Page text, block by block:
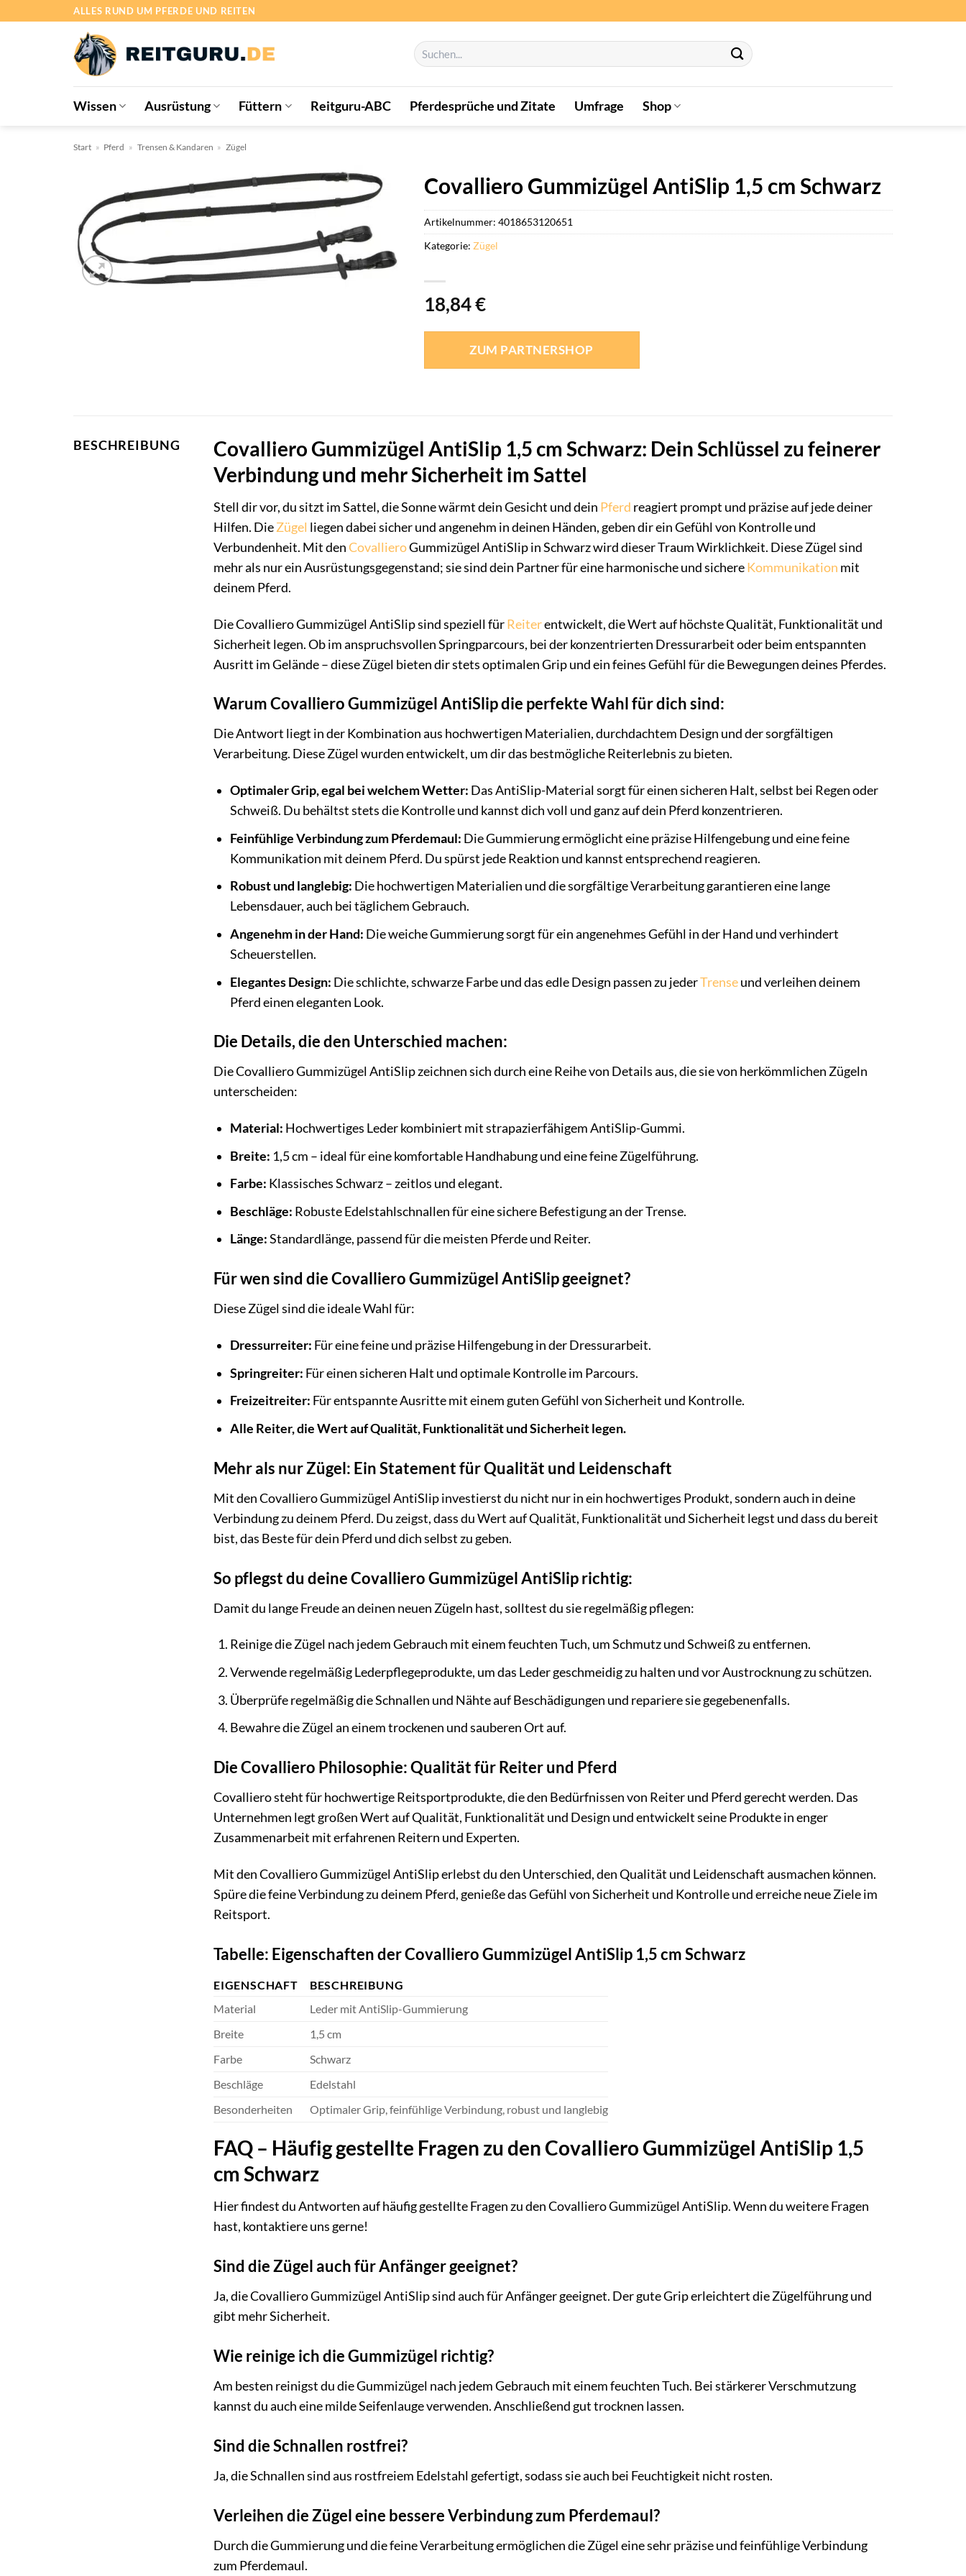
ALLES RUND UM PFERDE UND REITEN
Suchen
nach:
Wissen Ausrüstung Füttern Reitguru-ABC Pferdesprüche und Zitate Umfrage Shop
Start » Pferd » Trensen & Kandaren » Zügel
Covalliero Gummizügel AntiSlip 1,5 cm Schwarz
18,84€
ZUM PARTNERSHOP
Artikelnummer: 4018653120651
Kategorie: Zügel
BESCHREIBUNG
Covalliero Gummizügel AntiSlip 1,5 cm Schwarz: Dein Schlüssel zu feinerer
Verbindung und mehr Sicherheit im Sattel
Stell dir vor, du sitzt im Sattel, die Sonne wärmt dein Gesicht und dein Pferd reagiert prompt und präzise auf jede deiner
Hilfen. DieZügel liegen dabei sicher und angenehm in deinen Händen, geben dir ein Gefühl von Kontrolle und
Verbundenheit. Mit denCovallieroGummizügel AntiSlip in Schwarz wird dieser Traum Wirklichkeit. Diese Zügel sind
mehr als nur ein Ausrüstungsgegenstand; sie sind dein Partner für eine harmonische und sichereKommunikation mit
deinem Pferd.
Die Covalliero Gummizügel AntiSlip sind speziell fürReiterentwickelt, die Wert auf höchste Qualität, Funktionalität und
Sicherheit legen. Ob im anspruchsvollen Springparcours, bei der konzentrierten Dressurarbeit oder beim entspannten
Ausritt im Gelände – diese Zügel bieten dir stets optimalen Grip und ein feines Gefühl für die Bewegungen deines Pferdes.
Warum Covalliero Gummizügel AntiSlip die perfekte Wahl für dich sind:
Die Antwort liegt in der Kombination aus hochwertigen Materialien, durchdachtem Design und der sorgfältigen
Verarbeitung. Diese Zügel wurden entwickelt, um dir das bestmögliche Reiterlebnis zu bieten.
Optimaler Grip, egal bei welchem Wetter: Das AntiSlip-Material sorgt für einen sicheren Halt, selbst bei Regen oder
Schweiß. Du behältst stets die Kontrolle und kannst dich voll und ganz auf dein Pferd konzentrieren.
Feinfühlige Verbindung zum Pferdemaul: Die Gummierung ermöglicht eine präzise Hilfengebung und eine feine
Kommunikation mit deinem Pferd. Du spürst jede Reaktion und kannst entsprechend reagieren.
Robust und langlebig: Die hochwertigen Materialien und die sorgfältige Verarbeitung garantieren eine lange
Lebensdauer, auch bei täglichem Gebrauch.
Angenehm in der Hand: Die weiche Gummierung sorgt für ein angenehmes Gefühl in der Hand und verhindert
Scheuerstellen.
Elegantes Design: Die schlichte, schwarze Farbe und das edle Design passen zu jederTrenseund verleihen deinem
Pferd einen eleganten Look.
Die Details, die den Unterschied machen:
Die Covalliero Gummizügel AntiSlip zeichnen sich durch eine Reihe von Details aus, die sie von herkömmlichen Zügeln
unterscheiden:
Material: Hochwertiges Leder kombiniert mit strapazierfähigem AntiSlip-Gummi.
Breite: 1,5 cm – ideal für eine komfortable Handhabung und eine feine Zügelführung.
Farbe: Klassisches Schwarz – zeitlos und elegant.
Beschläge: Robuste Edelstahlschnallen für eine sichere Befestigung an der Trense.
Länge:Standardlänge, passend für die meisten Pferde und Reiter.
Für wen sind die Covalliero Gummizügel AntiSlip geeignet?
Diese Zügel sind die ideale Wahl für:
Dressurreiter: Für eine feine und präzise Hilfengebung in der Dressurarbeit.
Springreiter: Für einen sicheren Halt und optimale Kontrolle im Parcours.
Freizeitreiter: Für entspannte Ausritte mit einem guten Gefühl von Sicherheit und Kontrolle.
Alle Reiter, die Wert auf Qualität, Funktionalität und Sicherheit legen.
Mehr als nur Zügel: Ein Statement für Qualität und Leidenschaft
Mit den Covalliero Gummizügel AntiSlip investierst du nicht nur in ein hochwertiges Produkt, sondern auch in deine
Verbindung zu deinem Pferd. Du zeigst, dass du Wert auf Qualität, Funktionalität und Sicherheit legst und dass du bereit
bist, das Beste für dein Pferd und dich selbst zu geben.
So pflegst du deine Covalliero Gummizügel AntiSlip richtig:
Damit du lange Freude an deinen neuen Zügeln hast, solltest du sie regelmäßig pflegen:
Reinige die Zügel nach jedem Gebrauch mit einem feuchten Tuch, um Schmutz und Schweiß zu entfernen.
Verwende regelmäßig Lederpflegeprodukte, um das Leder geschmeidig zu halten und vor Austrocknung zu schützen.
Überprüfe regelmäßig die Schnallen und Nähte auf Beschädigungen und repariere sie gegebenenfalls.
Bewahre die Zügel an einem trockenen und sauberen Ort auf.
Die Covalliero Philosophie: Qualität für Reiter und Pferd
Covalliero steht für hochwertige Reitsportprodukte, die den Bedürfnissen von Reiter und Pferd gerecht werden. Das
Unternehmen legt großen Wert auf Qualität, Funktionalität und Design und entwickelt seine Produkte in enger
Zusammenarbeit mit erfahrenen Reitern und Experten.
Mit den Covalliero Gummizügel AntiSlip erlebst du den Unterschied, den Qualität und Leidenschaft ausmachen können.
Spüre die feine Verbindung zu deinem Pferd, genieße das Gefühl von Sicherheit und Kontrolle und erreiche neue Ziele im
Reitsport.
Tabelle: Eigenschaften der Covalliero Gummizügel AntiSlip 1,5 cm Schwarz
EIGENSCHAFT
BESCHREIBUNG
Material
Leder mit AntiSlip-Gummierung
Breite
1,5 cm
Farbe
Schwarz
Beschläge
Edelstahl
Besonderheiten
Optimaler Grip, feinfühlige Verbindung, robust und langlebig
FAQ – Häufig gestellte Fragen zu den Covalliero Gummizügel AntiSlip 1,5
cm Schwarz
Hier findest du Antworten auf häufig gestellte Fragen zu den Covalliero Gummizügel AntiSlip. Wenn du weitere Fragen
hast, kontaktiere uns gerne!
Sind die Zügel auch für Anfänger geeignet?
Ja, die Covalliero Gummizügel AntiSlip sind auch für Anfänger geeignet. Der gute Grip erleichtert die Zügelführung und
gibt mehr Sicherheit.
Wie reinige ich die Gummizügel richtig?
Am besten reinigst du die Gummizügel nach jedem Gebrauch mit einem feuchten Tuch. Bei stärkerer Verschmutzung
kannst du auch eine milde Seifenlauge verwenden. Anschließend gut trocknen lassen.
Sind die Schnallen rostfrei?
Ja, die Schnallen sind aus rostfreiem Edelstahl gefertigt, sodass sie auch bei Feuchtigkeit nicht rosten.
Verleihen die Zügel eine bessere Verbindung zum Pferdemaul?
Durch die Gummierung und die feine Verarbeitung ermöglichen die Zügel eine sehr präzise und feinfühlige Verbindung
zum Pferdemaul.